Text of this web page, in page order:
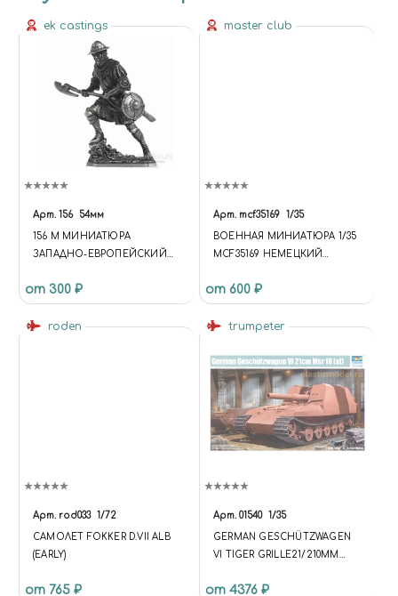
ek castings
Арт. 156 54мм
156 M МИНИАТЮРА
ЗАПАДНО-ЕВРОПЕЙСКИЙ
от 300 ₽
master club
Арт. mcf35169 1/35
ВОЕННАЯ МИНИАТЮРА 1/35
MCF35169 НЕМЕЦКИЙ
СИСТЕМЫ "LANZ" . ПЕРВАЯ
МИРОВАЯ ВОЙНА
от 600 ₽
roden
Арт. rod033 1/72
САМОЛЕТ FOKKER D.VII ALB
(EARLY)
от 765 ₽
trumpeter
Арт. 01540 1/35
GERMAN GESCHÜTZWAGEN
VI TIGER GRILLE21/210MM
(ГЕШУТЦВАГЕН VI С 21-СМ
от 4376 ₽